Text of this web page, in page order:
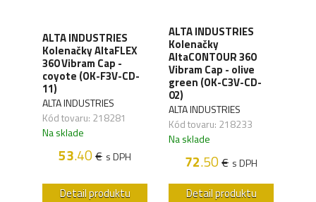
ALTA INDUSTRIES
Kolenačky AltaFLEX
360 Vibram Cap -
coyote (OK-F3V-CD-
11)
ALTA INDUSTRIES
Kód tovaru: 218281
Na sklade
53.40€ s DPH
Detail produktu
ALTA INDUSTRIES
Kolenačky
AltaCONTOUR 360
Vibram Cap - olive
green (OK-C3V-CD-
02)
ALTA INDUSTRIES
Kód tovaru: 218233
Na sklade
72.50€ s DPH
Detail produktu